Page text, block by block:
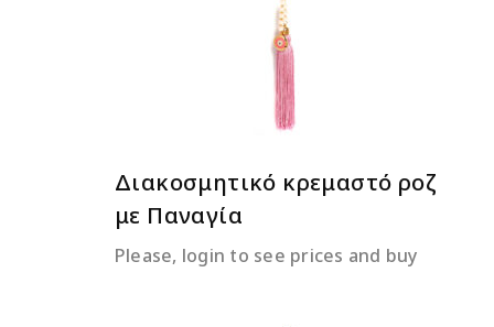
Διακοσμητικό κρεμαστό ροζ
με Παναγία
Please, login to see prices and buy